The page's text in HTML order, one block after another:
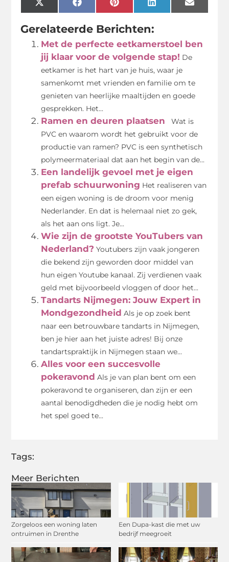
Meer Berichten
Zorgeloos een woning laten
ontruimen in Drenthe
Een Dupa-kast die met uw
bedrijf meegroeit
X
(Twitter)
FacebookPinterestLinkedInEmail
Gerelateerde Berichten:
Met de perfecte eetkamerstoel ben
jij klaar voor de volgende stap! De
eetkamer is het hart van je huis, waar je
samenkomt met vrienden en familie om te
genieten van heerlijke maaltijden en goede
gesprekken. Het...
Ramen en deuren plaatsen
Wat is
PVC en waarom wordt het gebruikt voor de
productie van ramen? PVC is een synthetisch
polymeermateriaal dat aan het begin van de...
Een landelijk gevoel met je eigen
prefab schuurwoning Het realiseren van
een eigen woning is de droom voor menig
Nederlander. En dat is helemaal niet zo gek,
als het aan ons ligt. Je...
Wie zijn de grootste YouTubers van
Nederland? Youtubers zijn vaak jongeren
die bekend zijn geworden door middel van
hun eigen Youtube kanaal. Zij verdienen vaak
geld met bijvoorbeeld vloggen of door het...
Tandarts Nijmegen: Jouw Expert in
Mondgezondheid Als je op zoek bent
naar een betrouwbare tandarts in Nijmegen,
ben je hier aan het juiste adres! Bij onze
tandartspraktijk in Nijmegen staan we...
Alles voor een succesvolle
pokeravond Als je van plan bent om een
pokeravond te organiseren, dan zijn er een
aantal benodigdheden die je nodig hebt om
het spel goed te...
Tags: